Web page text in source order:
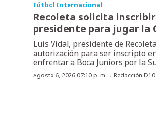
Fútbol Internacional
Recoleta solicita inscribir
presidente para jugar la
Luis Vidal, presidente de
autorización para ser inscripto
enfrentar a Boca Juniors por la
Agosto 6, 2026 07:10 p. m. · Redacción D10